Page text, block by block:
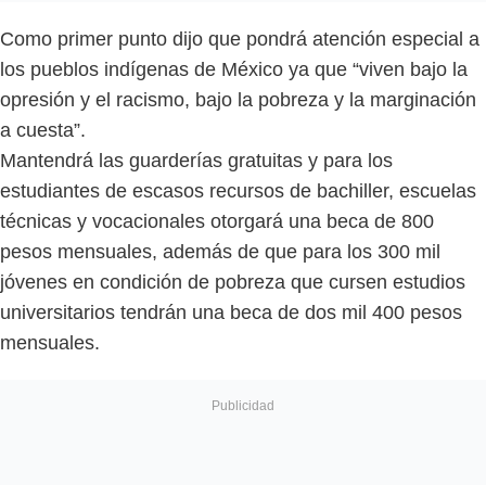
Como primer punto dijo que pondrá atención especial a
los pueblos indígenas de México ya que “viven bajo la
opresión y el racismo, bajo la pobreza y la marginación
a cuesta”.
Mantendrá las guarderías gratuitas y para los
estudiantes de escasos recursos de bachiller, escuelas
técnicas y vocacionales otorgará una beca de 800
pesos mensuales, además de que para los 300 mil
jóvenes en condición de pobreza que cursen estudios
universitarios tendrán una beca de dos mil 400 pesos
mensuales.